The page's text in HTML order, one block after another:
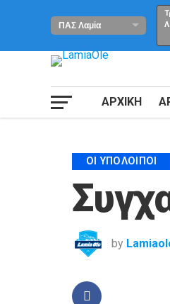
ΑΡΧΙΚΗ
ΟΙ ΥΠΌΛΟΙΠΟΙ
by